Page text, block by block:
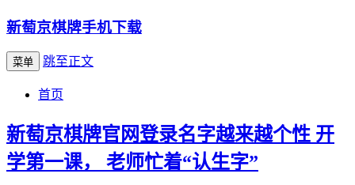
新萄京棋牌手机下载
菜单 跳至正文
首页
新萄京棋牌官网登录名字越来越个性 开
学第一课， 老师忙着“认生字”